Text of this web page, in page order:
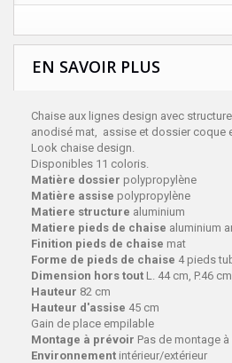
EN SAVOIR PLUS
Chaise aux lignes design avec
anodisé mat, assise et dossier coque
Look chaise design.
Disponibles 11 coloris.
Matière dossier polypropylène
Matière assise polypropylène
Matiere structure aluminium
Matiere pieds de chaise aluminium
Finition pieds de chaise mat
Forme de pieds de chaise 4 pieds
Dimension hors tout L. 44 cm, P.46
Hauteur 82 cm
Hauteur d'assise 45 cm
Gain de place empilable
Montage à prévoir Pas de montage
Environnement intérieur/extérieur